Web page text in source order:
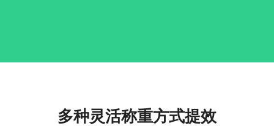
多种灵活称重方式提效